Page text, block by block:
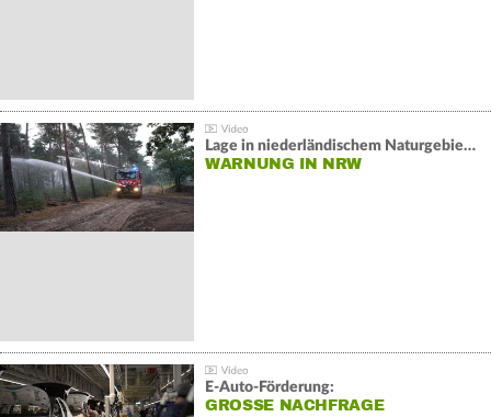
Lage in niederländischem Naturgebiet stabil
WARNUNG IN NRW
E-Auto-Förderung:
GROSSE NACHFRAGE